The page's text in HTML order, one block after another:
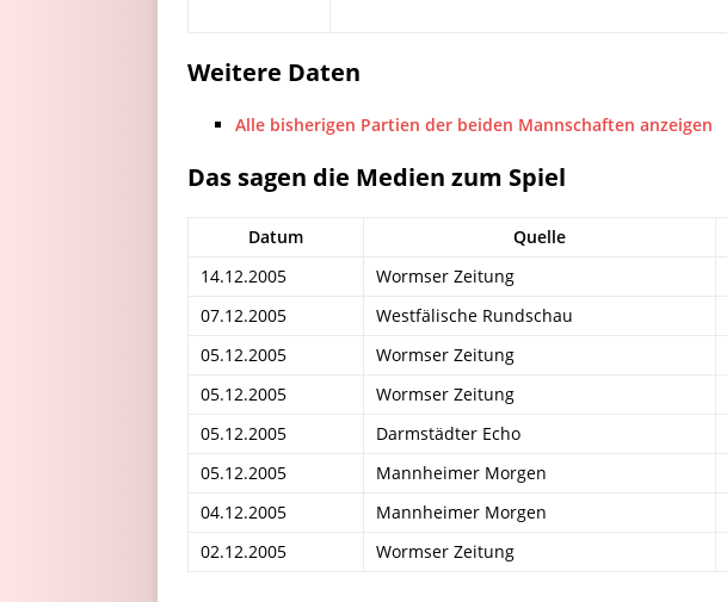
Weitere Daten
Alle bisherigen Partien der beiden Mannschaften anzeigen
Das sagen die Medien zum Spiel
Datum Quelle
14.12.2005
Wormser Zeitung
07.12.2005
Westfälische Rundschau
05.12.2005
Wormser Zeitung
05.12.2005
Wormser Zeitung
05.12.2005
Darmstädter Echo
05.12.2005
Mannheimer Morgen
04.12.2005
Mannheimer Morgen
02.12.2005
Wormser Zeitung